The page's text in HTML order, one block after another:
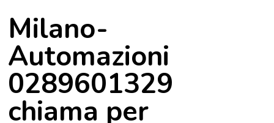
Milano-
Automazioni
0289601329
chiama per